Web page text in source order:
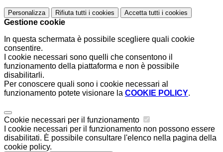
Personalizza Rifiuta tutti i cookies Accetta tutti i cookies
Gestione cookie
In questa schermata è possibile scegliere quali cookie
consentire.
I cookie necessari sono quelli che consentono il
funzionamento della piattaforma e non è possibile
disabilitarli.
Per conoscere quali sono i cookie necessari al
funzionamento potete visionare la COOKIE POLICY.
Cookie necessari per il funzionamento
I cookie necessari per il funzionamento non possono essere
disabilitati. È possibile consultare l'elenco nella pagina della
cookie policy.